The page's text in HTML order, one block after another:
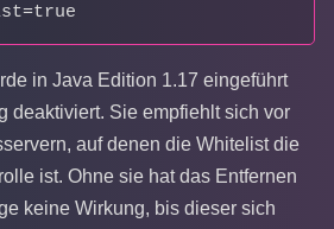
in Java Edition 1.17 eingeführt
deaktiviert. Sie empfiehlt sich vor
auf denen die Whitelist die
ist. Ohne sie hat das Entfernen
keine Wirkung, bis dieser sich